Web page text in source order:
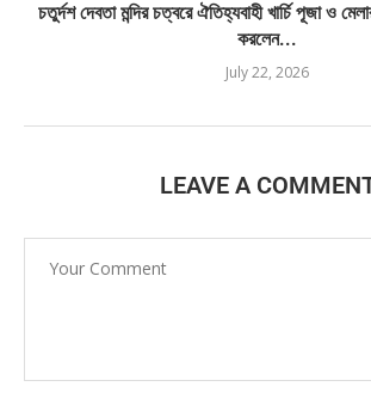
চতুর্দশ দেবতা মন্দির চত্বরে ঐতিহ্যবাহী খার্চি পূজা ও
করলেন...
July 22, 2026
LEAVE A